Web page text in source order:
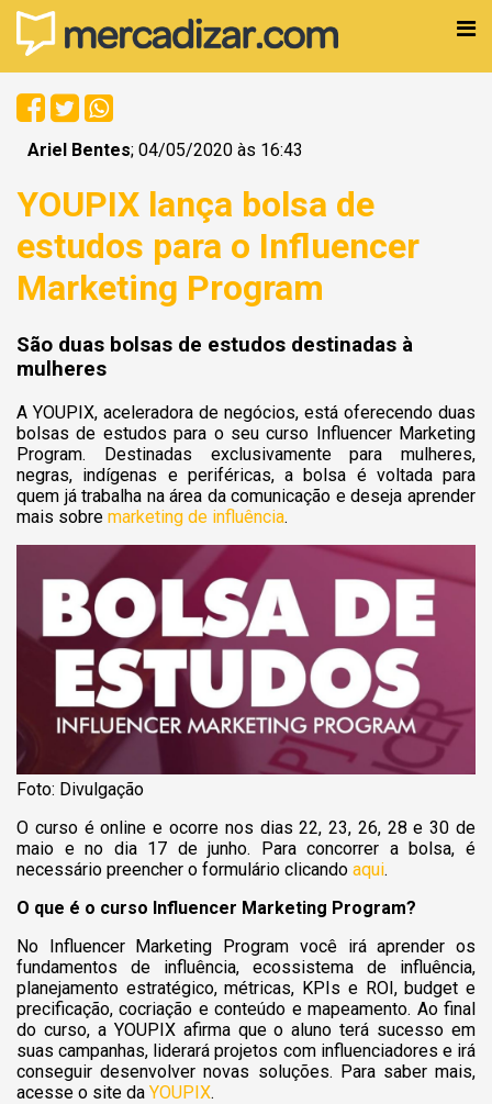
Ariel Bentes; 04/05/2020 às 16:43
YOUPIX lança bolsa de
estudos para o Influencer
Marketing Program
São duas bolsas de estudos destinadas à
mulheres
A YOUPIX, aceleradora de negócios, está oferecendo duas
bolsas de estudos para o seu curso Influencer Marketing
Program. Destinadas exclusivamente para mulheres,
negras, indígenas e periféricas, a bolsa é voltada para
quem já trabalha na área da comunicação e deseja aprender
mais sobre marketing de influência.
Foto: Divulgação
O curso é online e ocorre nos dias 22, 23, 26, 28 e 30 de
maio e no dia 17 de junho. Para concorrer a bolsa, é
necessário preencher o formulário clicando aqui.
O que é o curso Influencer Marketing Program?
No Influencer Marketing Program você irá aprender os
fundamentos de influência, ecossistema de influência,
planejamento estratégico, métricas, KPIs e ROI, budget e
precificação, cocriação e conteúdo e mapeamento. Ao final
do curso, a YOUPIX afirma que o aluno terá sucesso em
suas campanhas, liderará projetos com influenciadores e irá
conseguir desenvolver novas soluções. Para saber mais,
acesse o site da YOUPIX.